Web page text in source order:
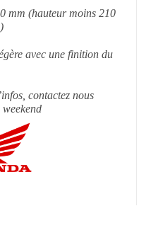
mm (hauteur moins 210
avec une finition du
contactez nous